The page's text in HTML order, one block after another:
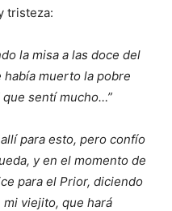
tristeza:
la misa a las doce del
muerto la pobre
sentí mucho…”
para esto, pero confío
y en el momento de
para el Prior, diciendo
viejito, que hará